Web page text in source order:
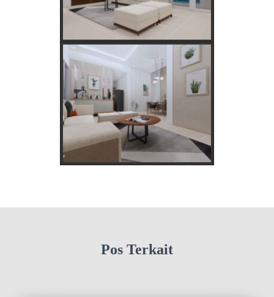
Pos Terkait